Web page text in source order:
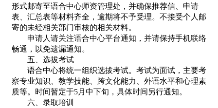
形式邮寄至语合中心师资管理处，并确保推荐信、申请
表、汇总表等材料齐全，逾期将不予受理。不接受个人邮
寄的未经相关部门审核的相关材料。
申请人请关注语合中心平台通知，并请保持手机联络
畅通，以免遗漏通知。
五
选拔考试
语合中心将统一组织选拔考试。考试为面试，主要考
察专业知识、教学技能、跨文化能力、外语水平和心理素
质等。时间暂定于5月中下旬，具体时间另行通知。
六、 录取培训